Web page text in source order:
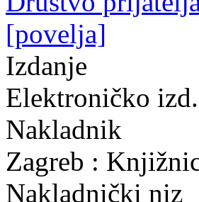
[povelja]
Izdanje
Elektroničko
Nakladnik
Zagreb :
Nakladnički niz